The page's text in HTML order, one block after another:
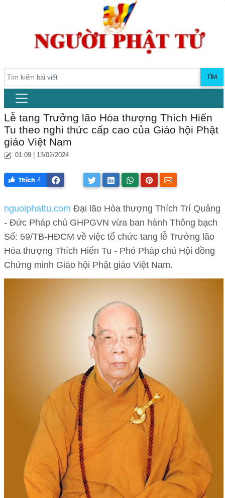
TÌM
Lễ tang Trưởng lão Hòa thượng Thích Hiển
Tu theo nghi thức cấp cao của Giáo hội Phật
giáo Việt Nam
01:09 | 13/02/2024
4
nguoiphattu.com Đại lão Hòa thượng Thích Trí Quảng
- Đức Pháp chủ GHPGVN vừa ban hành Thông bạch
Số: 59/TB-HĐCM về việc tổ chức tang lễ Trưởng lão
Hòa thượng Thích Hiển Tu - Phó Pháp chủ Hội đồng
Chứng minh Giáo hội Phật giáo Việt Nam.